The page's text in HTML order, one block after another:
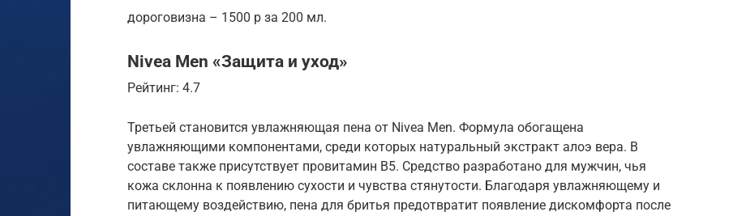
дороговизна – 1500 р за 200 мл.
Nivea Men «Защита и уход»
Рейтинг: 4.7
Третьей становится увлажняющая пена от Nivea Men. Формула обогащена
увлажняющими компонентами, среди которых натуральный экстракт алоэ вера. В
составе также присутствует провитамин В5. Средство разработано для мужчин, чья
кожа склонна к появлению сухости и чувства стянутости. Благодаря увлажняющему и
питающему воздействию, пена для бритья предотвратит появление дискомфорта после